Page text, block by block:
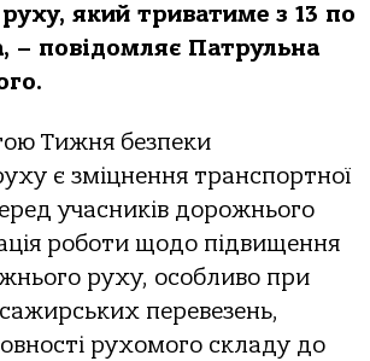
який триватиме з 13 по
– повідомляє Патрульна
Тижня безпеки
є зміцнення транспортної
учасників дорожнього
роботи щодо підвищення
руху, особливо при
перевезень,
рухомого складу до